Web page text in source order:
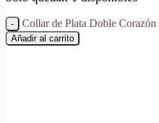
Collar de Plata Doble Corazón
Añadir al carrito